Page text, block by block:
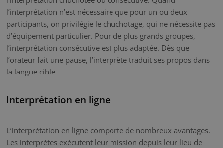
l’interprétation n’est nécessaire que pour un ou deux
participants, on privilégie le chuchotage, qui ne nécessite pas
d’équipement particulier. Pour de plus grands groupes,
l’interprétation consécutive est plus adaptée. Dès que
l’orateur fait une pause, l’interprète traduit ses propos dans
la langue cible.
Interprétation en ligne
L’interprétation en ligne comporte de nombreux avantages.
Les interprètes exécutent leur mission depuis leur lieu de